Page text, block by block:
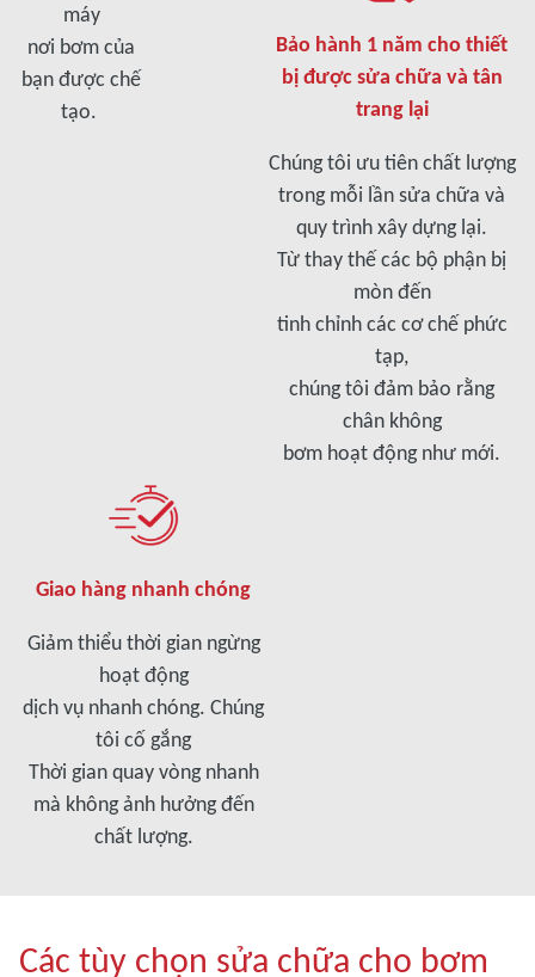
máy
nơi bơm của
bạn được chế
tạo.
Bảo hành 1 năm cho thiết
bị được sửa chữa và tân
trang lại
Chúng tôi ưu tiên chất lượng
trong mỗi lần sửa chữa và
quy trình xây dựng lại.
Từ thay thế các bộ phận bị
mòn đến
tinh chỉnh các cơ chế phức
tạp,
chúng tôi đảm bảo rằng
chân không
bơm hoạt động như mới.
Giao hàng nhanh chóng
Giảm thiểu thời gian ngừng
hoạt động
dịch vụ nhanh chóng. Chúng
tôi cố gắng
Thời gian quay vòng nhanh
mà không ảnh hưởng đến
chất lượng.
Các tùy chọn sửa chữa cho bơm